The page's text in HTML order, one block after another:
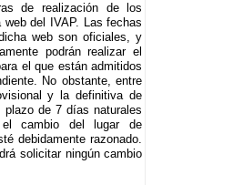
de realización de los
del IVAP. Las fechas
web son oficiales, y
podrán realizar el
el que están admitidos
No obstante, entre
y la definitiva de
plazo de 7 días naturales
cambio del lugar de
debidamente razonado.
solicitar ningún cambio